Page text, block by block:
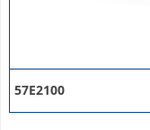
57E2100